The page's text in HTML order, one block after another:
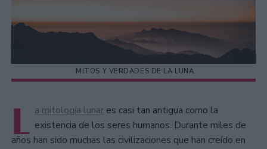
MITOS Y VERDADES DE LA LUNA.
L a mitología lunar es casi tan antigua como la
existencia de los seres humanos. Durante miles de
años han sido muchas las civilizaciones que han creído en